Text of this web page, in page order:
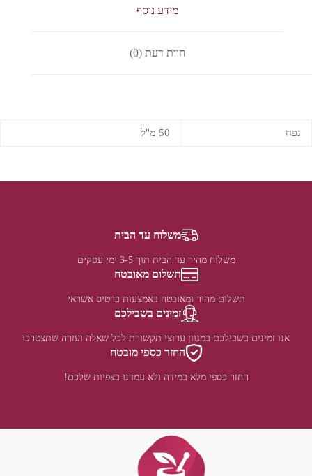
מידע נוסף
חוות דעת (0)
נפח 50 מ"ל
משלוח עד הבית
משלוח מהיר עד הבית תוך 3-5 ימי עסקים
תשלום מאובטח
תשלום מהיר ומאובטח באמצעות כרטיס אשראי
זמינים בשבילכם
אנו זמינים בשבילכם במגוון ערוצי תקשורת לכל שאלה ועזרה שתצטרכו
החזר כספי מובטח
החזר כספי מלא במידה ולא עמדנו בצפיות שלכם!